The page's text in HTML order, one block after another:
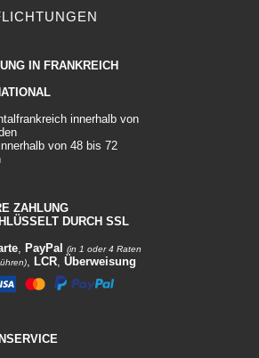
IN FRANKREICH
innerhalb von
von 48 bis 72
ZAHLUNG
DURCH SSL
, PayPal
(in 1 oder 4 Raten
, LCR, Überweisung